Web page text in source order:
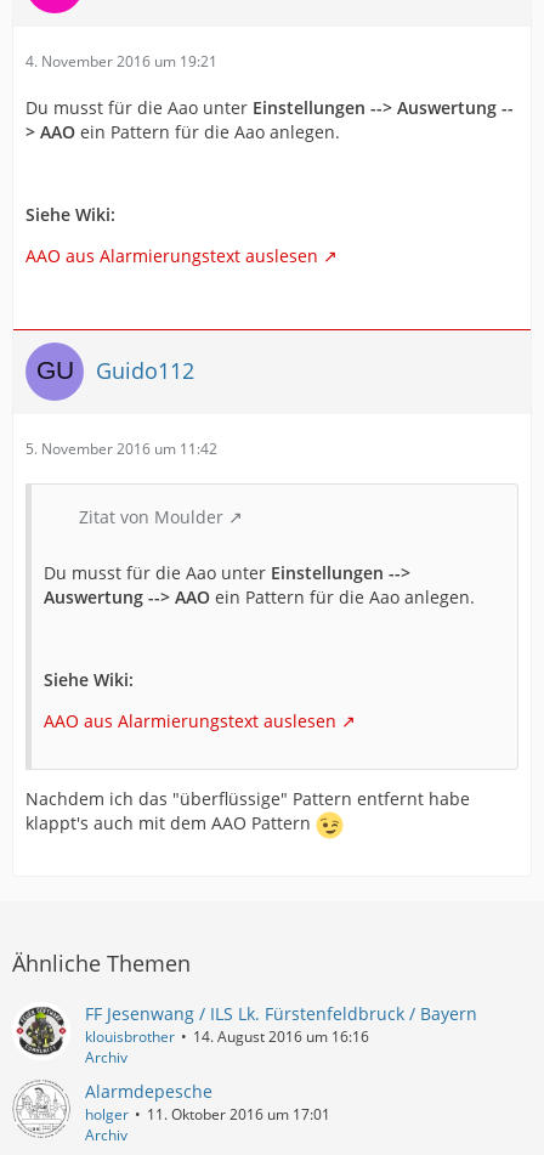
4. November 2016 um 19:21
Du musst für die Aao unter Einstellungen --> Auswertung --
> AAO ein Pattern für die Aao anlegen.
Siehe Wiki:
AAO aus Alarmierungstext auslesen
Guido112
5. November 2016 um 11:42
Zitat von Moulder
Du musst für die Aao unter Einstellungen -->
Auswertung --> AAO ein Pattern für die Aao anlegen.
Siehe Wiki:
AAO aus Alarmierungstext auslesen
Nachdem ich das "überflüssige" Pattern entfernt habe
klappt's auch mit dem AAO Pattern
Ähnliche Themen
FF Jesenwang / ILS Lk. Fürstenfeldbruck / Bayern
klouisbrother
14. August 2016 um 16:16
Archiv
Alarmdepesche
holger
11. Oktober 2016 um 17:01
Archiv